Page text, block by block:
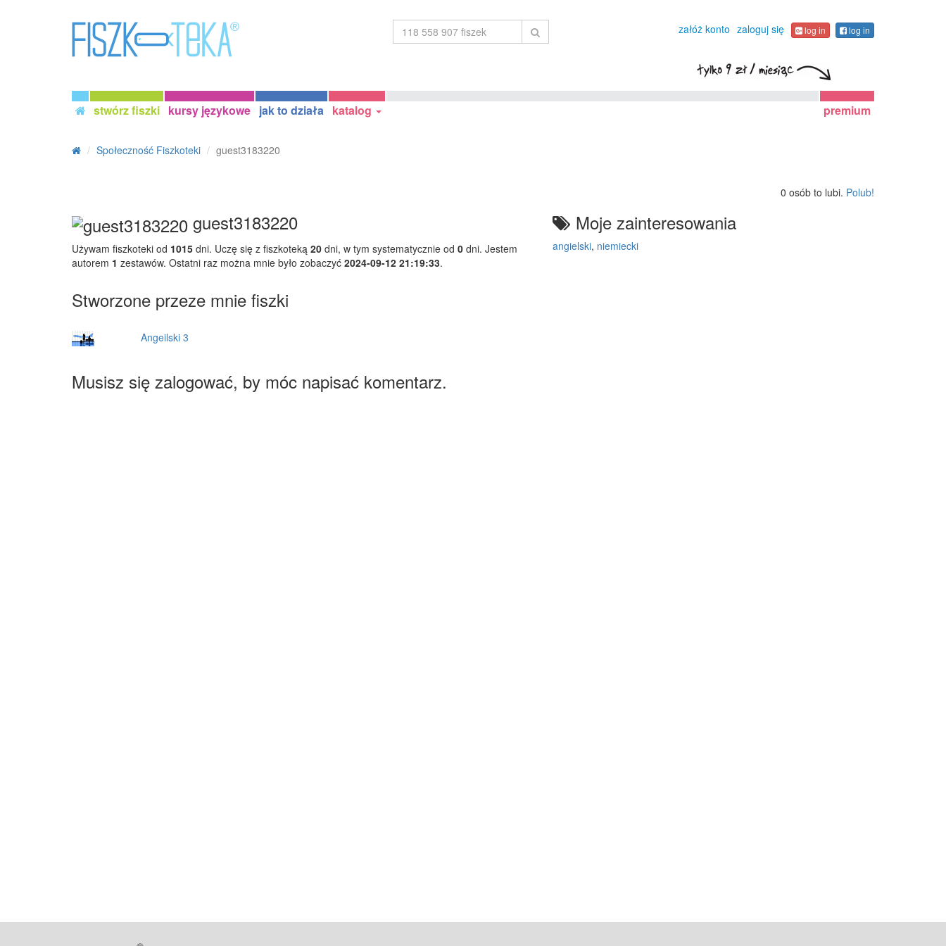
załóż konto zaloguj się log in log in
stwórz fiszki kursy językowe jak to działa katalog premium
Społeczność Fiszkoteki guest3183220
0 osób to lubi. Polub!
guest3183220
Używam fiszkoteki od 1015 dni. Uczę się z fiszkoteką 20 dni, w tym systematycznie od 0 dni. Jestem
autorem 1 zestawów. Ostatni raz można mnie było zobaczyć 2024-09-12 21:19:33.
Moje zainteresowania
angielski, niemiecki
Stworzone przeze mnie fiszki
Angeilski 3
Musisz się zalogować, by móc napisać komentarz.